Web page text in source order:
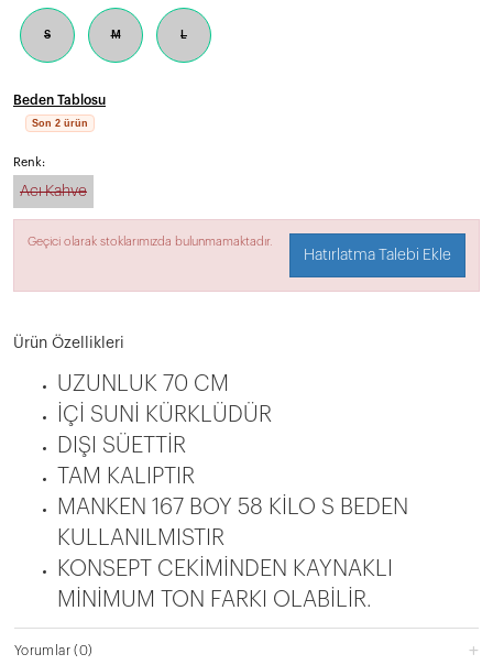
S M L
Beden Tablosu
Son 2 ürün
Renk:
Acı Kahve
Geçici olarak stoklarımızda bulunmamaktadır.
Hatırlatma Talebi Ekle
Ürün Özellikleri
UZUNLUK 70 CM
İÇİ SUNİ KÜRKLÜDÜR
DIŞI SÜETTİR
TAM KALIPTIR
MANKEN 167 BOY 58 KİLO S BEDEN
KULLANILMISTIR
KONSEPT CEKİMİNDEN KAYNAKLI
MİNİMUM TON FARKI OLABİLİR.
Yorumlar(0)